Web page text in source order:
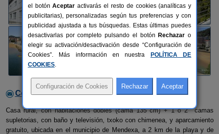
Contactar con el alojamiento
Casa rural, con habitaciones dobles (cama 135 cm) + 1 ó 2 camas
supletorias, con baño y televisión, txoko con chimenea, y aparcamiento
gratuito, ubicada en el municipio de Mendexa, a 2 km de la playa y de
el botónAceptar activarás el resto de cookies (analíticas y
publicitarias), personalizadas según tus preferencias y con
publicidad ajustada a tus búsquedas. Estas últimas puedes
desactivarlas por completo pulsando el botón Rechazar o
elegir su activación/desactivación desde “Configuración de
Cookies”. Más información en nuestra
POLÍTICA DE
COOKIES.